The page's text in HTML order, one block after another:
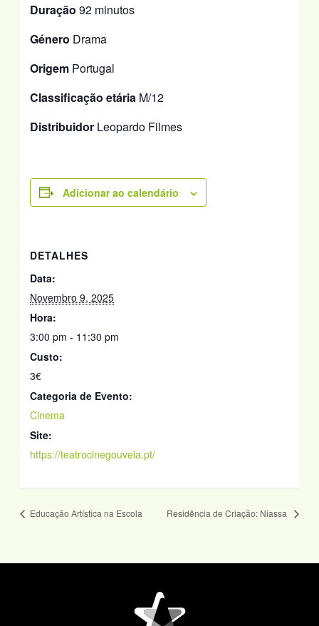
Duração 92 minutos
Género Drama
Origem Portugal
Classificação etária M/12
Distribuidor Leopardo Filmes
Adicionar ao calendário
DETALHES
Data:
Novembro 9, 2025
Hora:
3:00 pm - 11:30 pm
Custo:
3€
Categoria de Evento:
Cinema
Site:
https://teatrocinegouveia.pt/
Educação Artística na Escola Residência de Criação: Niassa